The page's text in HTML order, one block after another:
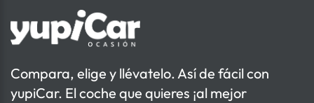
Compara, elige y llévatelo. Así de fácil con
yupiCar. El coche que quieres ¡al mejor